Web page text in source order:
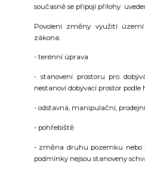
současně se připojí přílohy
Povolení změny využití
zákona:
- terénní úprava
- stanovení prostoru pro
nestanoví dobývací prostor podle
- odstavná, manipulační,
- pohřebiště
- změna druhu pozemku nebo
podmínky nejsou stanoveny